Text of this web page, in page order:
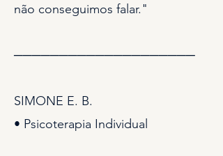
não conseguimos falar."
────────────────────
SIMONE E. B.
• Psicoterapia Individual